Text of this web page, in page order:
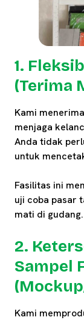
1.
(Terima
Kami
menjaga
Anda tidak
untuk
Fasilitas ini
uji coba pasar
mati di gudang.
2.
Sampel
Kami